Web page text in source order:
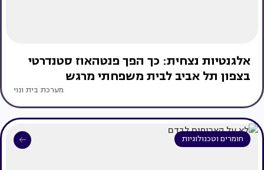
אלגנטיות נצחית: כך הפך פנטהאוז סטנדרטי
בצפון תל אביב לבית משפחתי מרגש
מערכת בית ונוי
חומרים וטכנולוגיות